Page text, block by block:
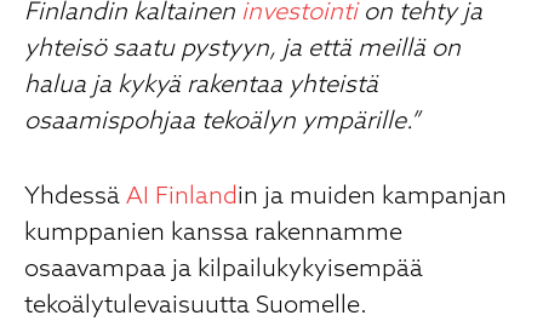
Finlandin kaltainen investointi on tehty ja
yhteisö saatu pystyyn, ja että meillä on
halua ja kykyä rakentaa yhteistä
osaamispohjaa tekoälyn ympärille.”
Yhdessä AI Finlandin ja muiden kampanjan
kumppanien kanssa rakennamme
osaavampaa ja kilpailukykyisempää
tekoälytulevaisuutta Suomelle.